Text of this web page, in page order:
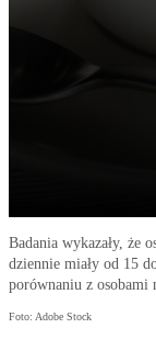
Badania wykazały, że
dziennie miały od 15
porównaniu z osobami
Foto: Adobe Stock